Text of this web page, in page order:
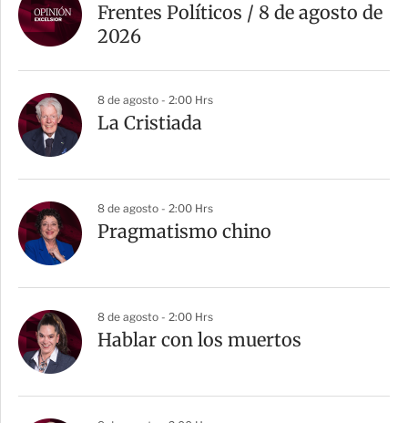
Frentes Políticos / 8 de agosto de
2026
8 de agosto - 2:00 Hrs
La Cristiada
8 de agosto - 2:00 Hrs
Pragmatismo chino
8 de agosto - 2:00 Hrs
Hablar con los muertos